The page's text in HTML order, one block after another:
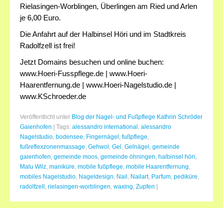
Rielasingen-Worblingen, Überlingen am Ried und Arlen
je 6,00 Euro.
Die Anfahrt auf der Halbinsel Höri und im Stadtkreis
Radolfzell ist frei!
Jetzt Domains besuchen und online buchen:
www.Hoeri-Fusspflege.de | www.Hoeri-
Haarentfernung.de | www.Hoeri-Nagelstudio.de |
www.KSchroeder.de
Veröffentlicht unter Blog der Nagel- und Fußpflege Kathrin Schröder
Gaienhofen
Tags: alessandro international , alessandro
Nagelstudio, bodensee, Fingernägel , fußpflege,
fußreflexzonenmassage, Gehwol , Gel , Gelnägel , gemeinde
gaienhofen, gemeinde moos, gemeinde öhningen, halbinsel höri,
Malu Wilz, maniküre, mobile fußpflege, mobile Haarentfernung,
mobiles Nagelstudio, Nageldesign, Nail , Nailart, Parfum, pediküre,
radolfzell , rielasingen-worblingen, waxing, Zupfen